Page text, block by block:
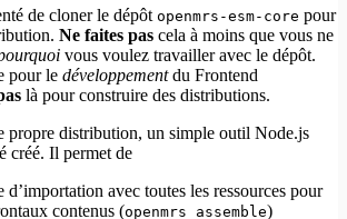
de cloner le dépôt openmrs-esm-core pour
Ne faites pas cela à moins que vous ne
vous voulez travailler avec le dépôt.
pour le développementdu Frontend
là pour construire des distributions.
propre distribution, un simple outil Node.js
créé. Il permet de
d’importation avec toutes les ressources pour
contenus (openmrs assemble)